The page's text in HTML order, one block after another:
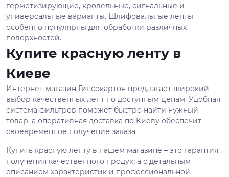
герметизирующие, кровельные, сигнальные и
универсальные варианты. Шлифовальные ленты
особенно популярны для обработки различных
поверхностей.
Купите красную ленту в
Киеве
Интернет-магазин Гипсокартон предлагает широкий
выбор качественных лент по доступным ценам. Удобная
система фильтров поможет быстро найти нужный
товар, а оперативная доставка по Киеву обеспечит
своевременное получение заказа.
Купить красную ленту в нашем магазине – это гарантия
получения качественного продукта с детальным
описанием характеристик и профессиональной